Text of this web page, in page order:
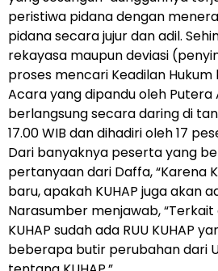
peristiwa pidana dengan
pidana secara jujur dan adil.
rekayasa maupun deviasi
proses mencari Keadilan
Acara yang dipandu oleh Putera
berlangsung secara daring di
17.00 WIB dan dihadiri oleh 17
Dari banyaknya peserta yang
pertanyaan dari Daffa, “Karena
baru, apakah KUHAP juga akan
Narasumber menjawab,
KUHAP sudah ada RUU KUHAP
beberapa butir perubahan dari